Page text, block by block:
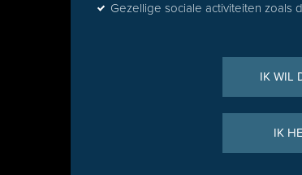
Gezellige sociale activiteiten zoals
IK WIL
IK